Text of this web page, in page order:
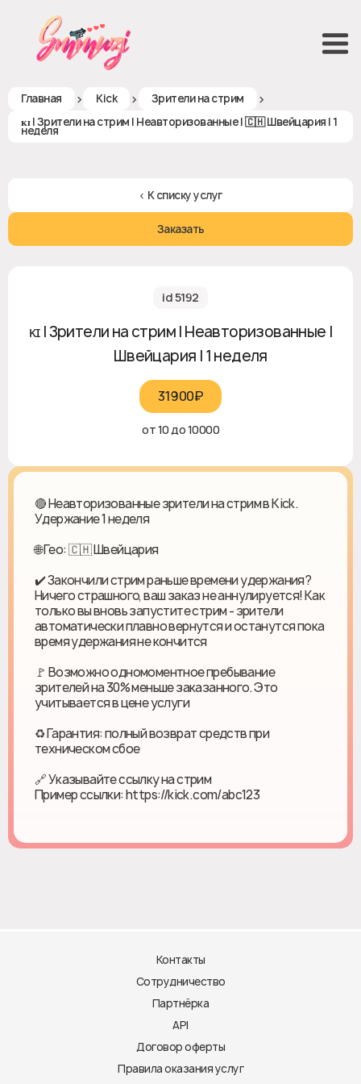
Главная > Kick > Зрители на стрим >
ᴋɪ | Зрители на стрим | Неавторизованные | 🇨🇭 Швейцария | 1
неделя
< К списку услуг
Заказать
id 5192
ᴋɪ | Зрители на стрим | Неавторизованные |
🇨🇭 Швейцария | 1 неделя
31900₽‎
от 10 до 10000
🔴 Неавторизованные зрители на стрим в Kick.
Удержание 1 неделя
🌐 Гео: 🇨🇭 Швейцария
✔️ Закончили стрим раньше времени удержания?
Ничего страшного, ваш заказ не аннулируется! Как
только вы вновь запустите стрим - зрители
автоматически плавно вернутся и останутся пока
время удержания не кончится
🚩 Возможно одномоментное пребывание
зрителей на 30% меньше заказанного. Это
учитывается в цене услуги
♻ Гарантия: полный возврат средств при
техническом сбое
🔗 Указывайте ссылку на стрим
Пример ссылки: https://kick.com/abc123
Контакты
Сотрудничество
Партнёрка
API
Договор оферты
Правила оказания услуг